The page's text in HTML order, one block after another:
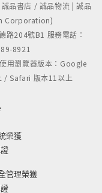
品書店 / 誠品物流 | 誠品
Corporation)
路204號B1 服務電話：
8921
用瀏覽器版本：Google
/ Safari 版本11以上
榮獲
管理榮獲